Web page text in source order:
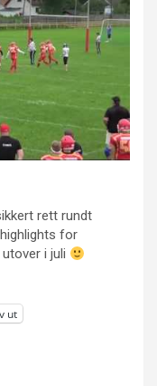
rett rundt
for
i juli
ut